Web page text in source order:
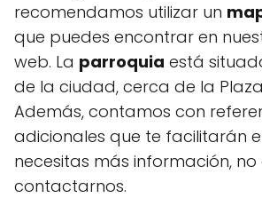
recomendamos utilizar un
que puedes encontrar en
web. La parroquia está
de la ciudad, cerca de la
Además, contamos con
adicionales que te facilitarán
necesitas más información, no
contactarnos.